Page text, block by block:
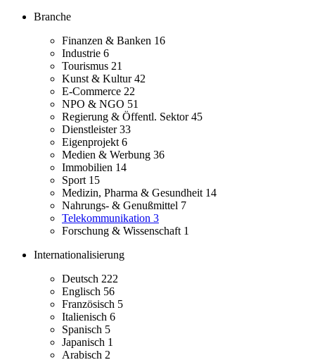
Branche
Finanzen & Banken 16
Industrie 6
Tourismus 21
Kunst & Kultur42
E-Commerce 22
NPO & NGO 51
Regierung & Öffentl. Sektor45
Dienstleister33
Eigenprojekt 6
Medien & Werbung 36
Immobilien 14
Sport 15
Medizin, Pharma & Gesundheit 14
Nahrungs- & Genußmittel 7
Telekommunikation 3
Forschung & Wissenschaft 1
Internationalisierung
Deutsch 222
Englisch 56
Französisch 5
Italienisch 6
Spanisch 5
Japanisch 1
Arabisch 2